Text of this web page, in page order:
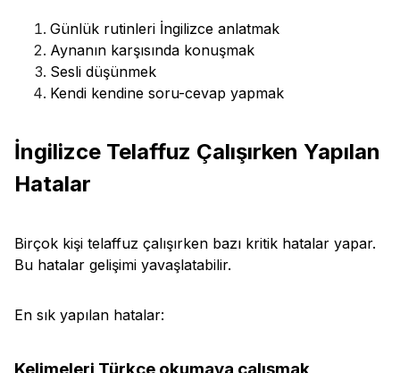
Günlük rutinleri İngilizce anlatmak
Aynanın karşısında konuşmak
Sesli düşünmek
Kendi kendine soru-cevap yapmak
İngilizce Telaffuz Çalışırken Yapılan
Hatalar
Birçok kişi telaffuz çalışırken bazı kritik hatalar yapar.
Bu hatalar gelişimi yavaşlatabilir.
En sık yapılan hatalar:
Kelimeleri Türkçe okumaya çalışmak